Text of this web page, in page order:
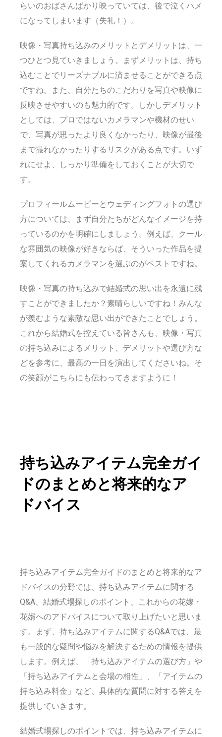
らいのおばさんばかり映っていては、後で泣くハメ
になってしまいます（失礼！）。
映像・写真持ち込みのメリットとデメリットは、一
つひとつ見ていきましょう。まずメリットは、持ち
込むことでリーズナブルに済ませることができる点
ですね。また、自分たちのこだわりを写真や映像に
反映させやすいのも魅力的です。しかしデメリット
としては、プロではないカメラマンや機材のせい
で、写真が思ったより良くなかったり、映像が最後
まで撮れなかったりするリスクがある点です。いず
れにせよ、しっかり準備をしておくことが大切で
す。
プロフィールムービーとウェディングフォトの選び
方については、まず自分たちがどんなイメージを持
っているのかを明確にしましょう。例えば、クール
な雰囲気の映像が好きならば、そういった作品を提
案してくれるカメラマンを選ぶのがベストですね。
映像・写真の持ち込みで結婚式の思い出を永遠に残
すことができましたか？素晴らしいですね！みんな
が羨むような素敵な思い出ができたことでしょう。
これから結婚式を控えている皆さんも、映像・写真
の持ち込みによるメリット、デメリットや選び方な
どを参考に、最高の一日を演出してくださいね。そ
の笑顔がこちらにも伝わってきますように！
持ち込みアイテム完全ガイ
ドのまとめと将来的なア
ドバイス
持ち込みアイテム完全ガイドのまとめと将来的なア
ドバイスの分野では、持ち込みアイテムに関する
Q&A、結婚式場探しのポイント、これからの花嫁・
花婿へのアドバイスについて取り上げたいと思いま
す。まず、持ち込みアイテムに関するQ&Aでは、最
も一般的な疑問や悩みを解決するための情報を提供
します。例えば、「持ち込みアイテムの選び方」や
「持ち込みアイテムと会場の相性」、「アイテムの
持ち込み料金」など、具体的な質問に対する答えを
提供していきます。
結婚式場探しのポイントでは、持ち込みアイテムに